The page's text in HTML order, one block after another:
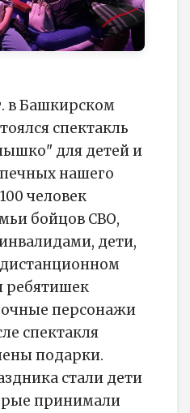
в Башкирском
спектакль
для детей и
нашего
человек
бойцов СВО,
дети,
ребятишек
персонажи
спектакля
подарки.
стали дети
принимали